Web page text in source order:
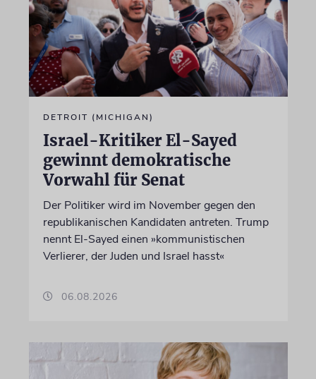
DETROIT (MICHIGAN)
Israel-Kritiker El-Sayed
gewinnt demokratische
Vorwahl für Senat
Der Politiker wird im November gegen den
republikanischen Kandidaten antreten. Trump
nennt El-Sayed einen »kommunistischen
Verlierer, der Juden und Israel hasst«
06.08.2026